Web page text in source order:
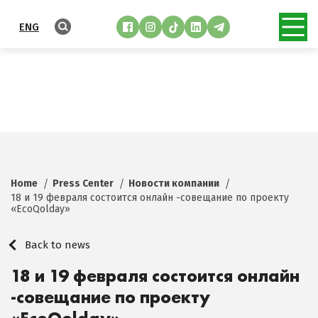
ENG
Home Press Center
Новости компании
18 и 19 февраля состоится онлайн -совещание по проекту
«EcoQolday»
Back to news
18 и 19 февраля состоится онлайн
-совещание по проекту